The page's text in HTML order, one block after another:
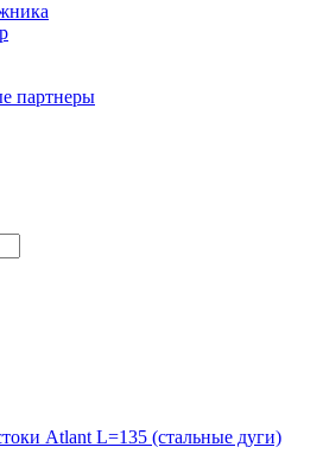
партнеры
Atlant L=135 (стальные дуги)